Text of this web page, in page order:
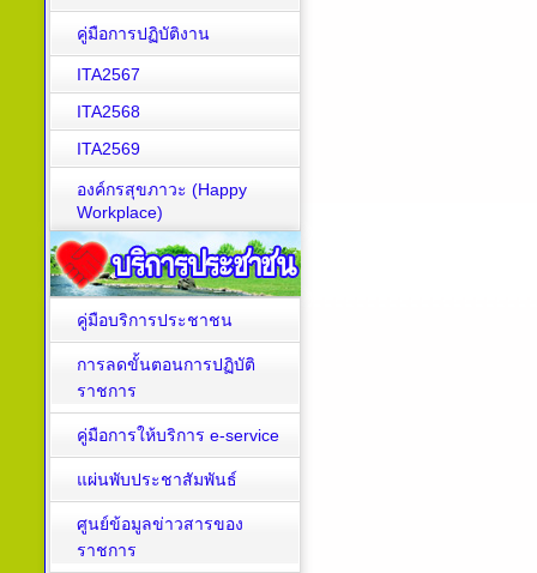
คู่มือการปฏิบัติงาน
ITA2567
ITA2568
ITA2569
องค์กรสุขภาวะ (Happy
Workplace)
คู่มือบริการประชาชน
การลดขั้นตอนการปฏิบัติ
ราชการ
คู่มือการให้บริการ e-service
แผ่นพับประชาสัมพันธ์
ศูนย์ข้อมูลข่าวสารของ
ราชการ